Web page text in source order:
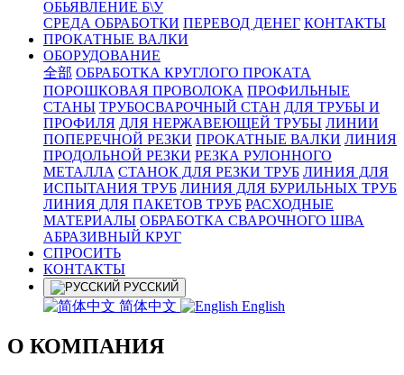
ОБЬЯВЛЕНИЕ Б\У
СРЕДА ОБРАБОТКИ ПЕРЕВОД ДЕНЕГ КОНТАКТЫ
ПРОКАТНЫЕ ВАЛКИ
ОБОРУДОВАНИЕ
全部 ОБРАБОТКА КРУГЛОГО ПРОКАТА
ПОРОШКОВАЯ ПРОВОЛОКА ПРОФИЛЬНЫЕ
СТАНЫ ТРУБОСВАРОЧНЫЙ СТАН ДЛЯ ТРУБЫ И
ПРОФИЛЯ ДЛЯ НЕРЖАВЕЮЩЕЙ ТРУБЫ ЛИНИИ
ПОПЕРЕЧНОЙ РЕЗКИ ПРОКАТНЫЕ ВАЛКИ ЛИНИЯ
ПРОДОЛЬНОЙ РЕЗКИ РЕЗКА РУЛОННОГО
МЕТАЛЛА СТАНОК ДЛЯ РЕЗКИ ТРУБ ЛИНИЯ ДЛЯ
ИСПЫТАНИЯ ТРУБ ЛИНИЯ ДЛЯ БУРИЛЬНЫХ ТРУБ
ЛИНИЯ ДЛЯ ПАКЕТОВ ТРУБ РАСХОДНЫЕ
МАТЕРИАЛЫ OБРАБОТКА СВАРОЧНОГО ШВА
АБРАЗИВНЫЙ КРУГ
СПРОСИТЬ
КОНТАКТЫ
РУССКИЙ
简体中文 English
О КОМПАНИЯ